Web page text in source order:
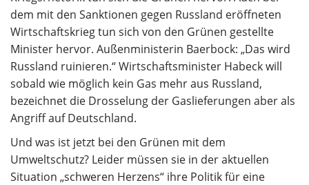
dem mit den Sanktionen gegen Russland eröffneten
Wirtschaftskrieg tun sich von den Grünen gestellte
Minister hervor. Außenministerin Baerbock: „Das wird
Russland ruinieren.“ Wirtschaftsminister Habeck will
sobald wie möglich kein Gas mehr aus Russland,
bezeichnet die Drosselung der Gaslieferungen aber als
Angriff auf Deutschland.
Und was ist jetzt bei den Grünen mit dem
Umweltschutz? Leider müssen sie in der aktuellen
Situation „schweren Herzens“ ihre Politik für eine